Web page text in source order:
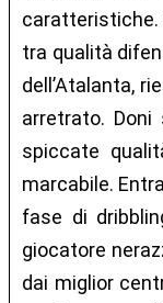
caratteristiche.
tra qualità
dell’Atalanta,
arretrato.
spiccate
marcabile.
fase di
giocatore
dai miglior